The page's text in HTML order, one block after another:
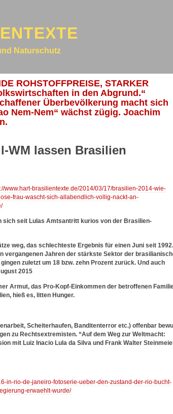
Naturschutz
ROHSTOFFPREISE, STARKER
in den Abgrund.“
Überbevölkerung macht sich
Nem-Nem“ wächst zügig. Joachim
WM lassen Brasilien
www.hart-brasilientexte.de/2014/03/17/brasilien-2014-wie-
frau-wascht-sich-allabendlich-vollig-nackt-an-
sich seit Lulas Amtsantritt kurios von der Brasilien-
weg, das schlechteste Ergebnis für einen Juni seit 1992.
vergangenen Jahren der stärkste Sektor der
zuletzt um 18 bzw. zehn Prozent zurück. Und auch
2015
Armut, das Pro-Kopf-Einkommen der betroffenen
hieß es, litten Hunger.
Scheiterhaufen, Banditenterror etc.) offenbar
zu Rechtsextremisten. “Auf dem Weg zur Weltmacht:
mit Luiz Inacio Lula da Silva und Frank Walter
in-rio-de-janeiro-fotoserie-ueber-den-zustand-der-rio-bucht-
erwaehlt-wurde/